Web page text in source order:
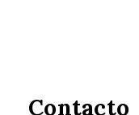
Contacto